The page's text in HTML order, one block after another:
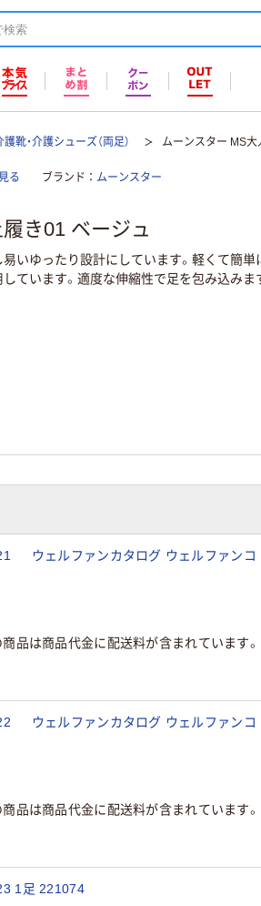
護靴・介護シューズ（両足） ムーンスター MS
る ブランド ムーンスター
き01 ベージュ
いゆったり設計にしています。軽くて簡
ています。適度な伸縮性で足を包み込みま
ウェルファンカタログ ウェルファンコ
品は商品代金に配送料が含まれています。
ウェルファンカタログ ウェルファンコ
品は商品代金に配送料が含まれています。
1足 221074